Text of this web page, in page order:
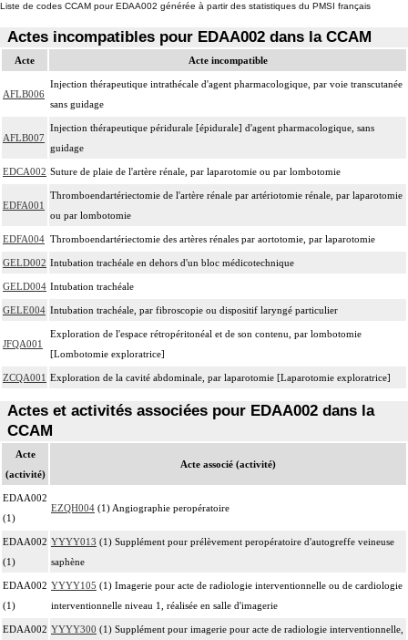
4
durée sous ampli de brillance (chapitre 19) ne peuvent pas être facturés avec les
Liste de codes CCAM pour EDAA002 générée à partir des statistiques du PMSI français
Actes incompatibles pour EDAA002 dans la CCAM
Acte Acte incompatible
AFLB006
Injection thérapeutique intrathécale d'agent pharmacologique, par voie transcutanée
sans guidage
AFLB007
Injection thérapeutique péridurale [épidurale] d'agent pharmacologique, sans
guidage
EDCA002 Suture de plaie de l'artère rénale, par laparotomie ou par lombotomie
EDFA001
Thromboendartériectomie de l'artère rénale par artériotomie rénale, par laparotomie
ou par lombotomie
EDFA004 Thromboendartériectomie des artères rénales par aortotomie, par laparotomie
GELD002 Intubation trachéale en dehors d'un bloc médicotechnique
GELD004 Intubation trachéale
GELE004 Intubation trachéale, par fibroscopie ou dispositif laryngé particulier
JFQA001
Exploration de l'espace rétropéritonéal et de son contenu, par lombotomie
[Lombotomie exploratrice]
ZCQA001 Exploration de la cavité abdominale, par laparotomie [Laparotomie exploratrice]
Actes et activités associées pour EDAA002 dans la
CCAM
Acte
(activité)
Acte associé (activité)
EDAA002
(1)
EZQH004 (1) Angiographie peropératoire
EDAA002
(1)
YYYY013 (1) Supplément pour prélèvement peropératoire d'autogreffe veineuse
saphène
EDAA002
(1)
YYYY105 (1) Imagerie pour acte de radiologie interventionnelle ou de cardiologie
interventionnelle niveau 1, réalisée en salle d'imagerie
EDAA002 YYYY300 (1) Supplément pour imagerie pour acte de radiologie interventionnelle,